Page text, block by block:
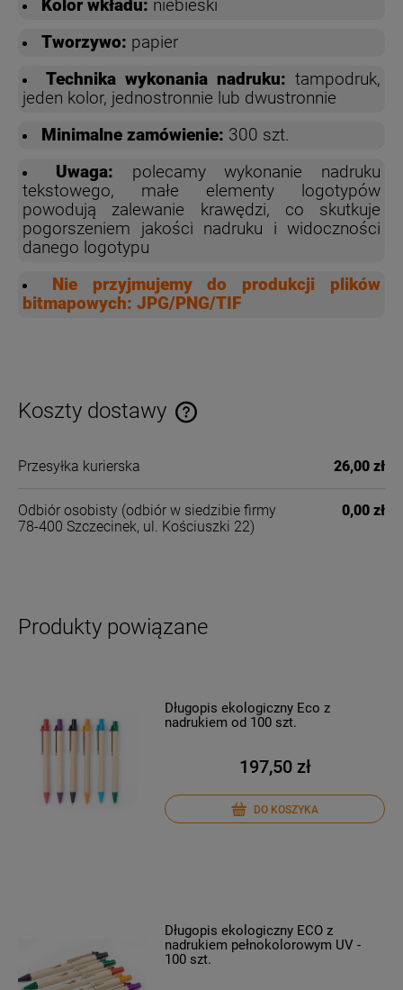
Kolor wkładu: niebieski
Tworzywo: papier
Technika wykonania nadruku: tampodruk,
jeden kolor, jednostronnie lub dwustronnie
Minimalne zamówienie: 300 szt.
Uwaga: polecamy wykonanie nadruku
tekstowego, małe elementy logotypów
powodują zalewanie krawędzi, co skutkuje
pogorszeniem jakości nadruku i widoczności
danego logotypu
Nie przyjmujemy do produkcji plików
bitmapowych: JPG/PNG/TIF
Koszty dostawy
Cena nie zawiera ewentualnych kosztów płatności
Przesyłka kurierska 26,00 zł
Odbiór osobisty (odbiór w siedzibie firmy
78-400 Szczecinek, ul. Kościuszki 22)
0,00 zł
Produkty powiązane
Długopis ekologiczny Eco z
nadrukiem od 100 szt.
197,50 zł
DO KOSZYKA
Długopis ekologiczny ECO z
nadrukiem pełnokolorowym UV -
100 szt.